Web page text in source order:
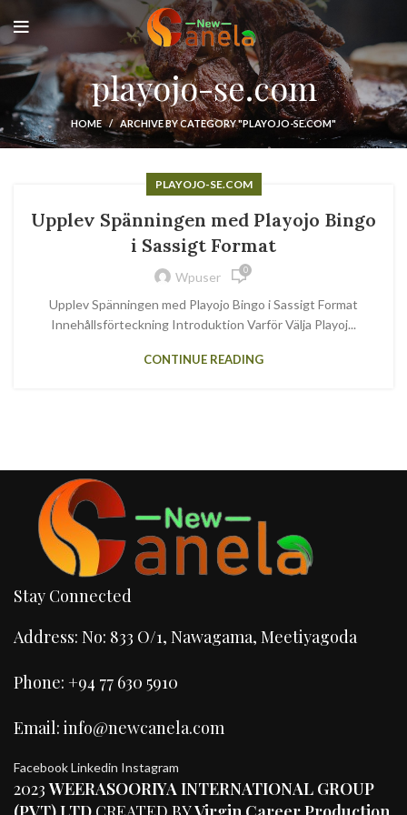
playojo-se.com
HOME ARCHIVE BY CATEGORY "PLAYOJO-SE.COM"
PLAYOJO-SE.COM
Upplev Spänningen med Playojo Bingo
i Sassigt Format
Wpuser 0
Upplev Spänningen med Playojo Bingo i Sassigt Format
Innehållsförteckning Introduktion Varför Välja Playoj...
CONTINUE READING
Stay Connected
Address: No: 833 O/1, Nawagama, Meetiyagoda
Phone: +94 77 630 5910
Email: info@newcanela.com
FacebookLinkedin Instagram
2023 WEERASOORIYA INTERNATIONAL GROUP